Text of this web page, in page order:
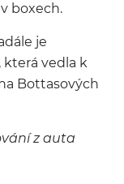
boxech.
je
která vedla k
Bottasových
z auta